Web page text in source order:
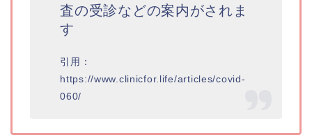
査の受診などの案内がされま
す
引用：
https://www.clinicfor.life/articles/covid-
060/